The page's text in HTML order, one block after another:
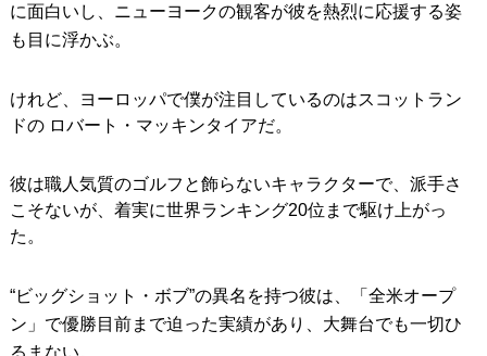
に面白いし、ニューヨークの観客が彼を熱烈に応援する姿
も目に浮かぶ。
けれど、ヨーロッパで僕が注目しているのはスコットラン
ドの ロバート・マッキンタイアだ。
彼は職人気質のゴルフと飾らないキャラクターで、派手さ
こそないが、着実に世界ランキング20位まで駆け上がっ
た。
“ビッグショット・ボブ”の異名を持つ彼は、「全米オープ
ン」で優勝目前まで迫った実績があり、大舞台でも一切ひ
るまない。